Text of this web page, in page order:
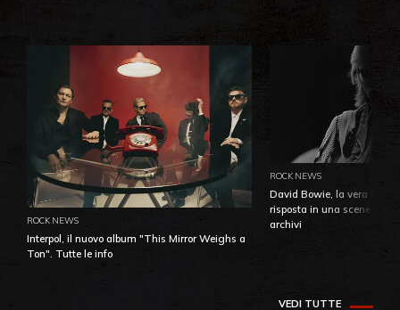
ROCK NEWS
Interpol, il nuovo album "This Mirror Weighs a
Ton". Tutte le info
ROCK NEWS
David Bowie, la vera
risposta in una
archivi
VEDI TUTTE